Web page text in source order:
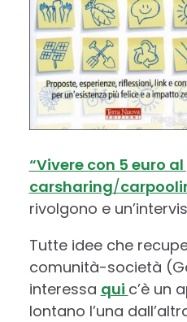
“Vivere con 5 euro
carsharing/
rivolgono e
Tutte idee che
comunità-società
interessa qui c’è un
lontano l’una